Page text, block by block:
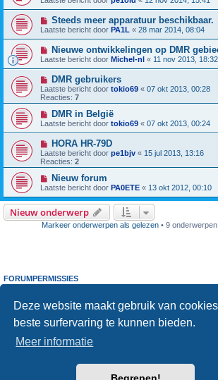
Deze website maakt gebruik van
beste surfervaring te kunnen bieden.
Meer informatie
Steeds meer apparatuur beschikbaar.
Laatste bericht door PA1L « 28 mar 2014, 08:04
Nieuwe ontwikkelingen op DMR
Laatste bericht door Michel-nl « 11 nov 2013, 18:32
DMR gebruikers
Laatste bericht door tokio69 « 07 okt 2013, 00:28
Reacties: 7
DMR in België
Laatste bericht door tokio69 « 07 okt 2013, 00:24
HORA HR-79D
Laatste bericht door pe1bjv « 15 jul 2013, 13:16
Reacties: 2
Nieuw forum
Laatste bericht door PA0ETE « 13 okt 2012, 00:10
Nieuw onderwerp
Markeer onderwerpen als gelezen• 9 onderwerpen
FORUMPERMISSIES
kunt nietreageren op onderwerpen in dit forum
kunt nietje eigen berichten wijzigen in dit forum
kunt nietje eigen berichten verwijderen in dit forum
bijlagen plaatsen in dit forum
phpBB® Forum Software ©